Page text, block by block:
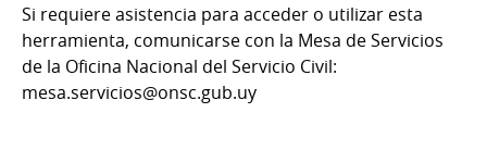
Si requiere asistencia para acceder o utilizar esta
herramienta, comunicarse con la Mesa de Servicios
de la Oficina Nacional del Servicio Civil:
mesa.servicios@onsc.gub.uy